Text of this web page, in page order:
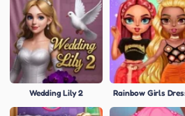
Wedding Lily 2